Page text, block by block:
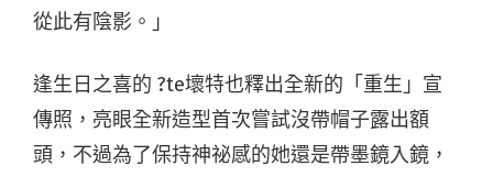
從此有陰影。」
逢生日之喜的 ?te壞特也釋出全新的「重生」宣
傳照，亮眼全新造型首次嘗試沒帶帽子露出額
頭，不過為了保持神祕感的她還是帶墨鏡入鏡，